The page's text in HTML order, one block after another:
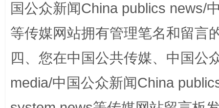
阿坝州三大球赛在茂县开幕 规模
国公众新闻China publics news/
等传媒网站拥有管理笔名和留言
四、您在中国公共传媒、中国公
media/中国公众新闻China